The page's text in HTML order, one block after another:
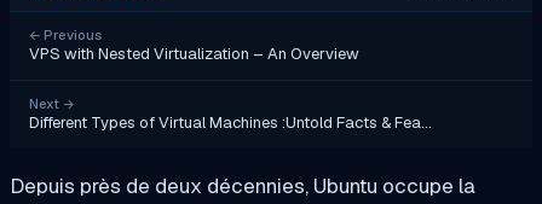
← Previous
VPS with Nested Virtualization – An Overview
Next →
Different Types of Virtual Machines :Untold Facts & Fea…
Depuis près de deux décennies, Ubuntu occupe la